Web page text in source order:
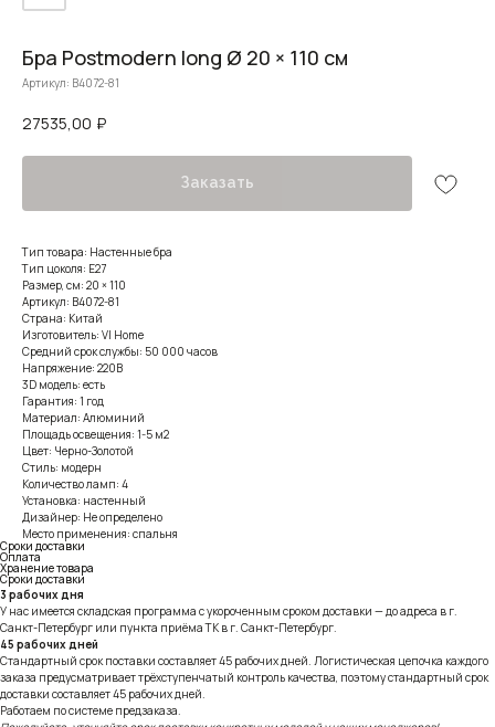
Бра Postmodern long Ø 20 × 110 см
Артикул: B4072-81
27535,00 ₽
Заказать
Тип товара: Настенные бра
Тип цоколя: E27
Размер, см: 20 × 110
Артикул: B4072-81
Страна: Китай
Изготовитель: VI Home
Средний срок службы: 50 000 часов
Напряжение: 220В
3D модель: есть
Гарантия: 1 год
Материал: Алюминий
Площадь освещения: 1-5 м2
Цвет: Черно-Золотой
Стиль: модерн
Количество ламп: 4
Установка: настенный
Дизайнер: Не определено
Место применения: спальня
Сроки доставки
Оплата
Хранение товара
Сроки доставки
3 рабочих дня
У нас имеется складская программа с укороченным сроком доставки — до адреса в г.
Санкт-Петербург или пункта приёма ТК в г. Санкт-Петербург.
45 рабочих дней
Стандартный срок поставки составляет 45 рабочих дней. Логистическая цепочка каждого
заказа предусматривает трёхступенчатый контроль качества, поэтому стандартный срок
доставки составляет 45 рабочих дней.
Работаем по системе предзаказа.